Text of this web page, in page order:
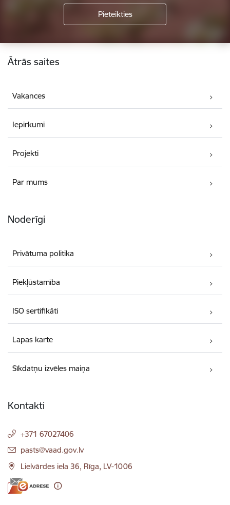
Kājene
Ātrās saites
Vakances
Iepirkumi
Projekti
Par mums
Noderīgi
Privātuma politika
Piekļūstamība
ISO sertifikāti
Lapas karte
Sīkdatņu izvēles maiņa
Kontakti
+371 67027406
E-pasts:
pasts@vaad.gov.lv
Lielvārdes iela 36, Rīga, LV-1006